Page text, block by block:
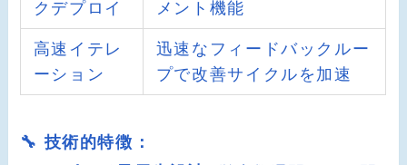
クデプロイ メント機能
高速イテレ
ーション
迅速なフィードバックルー
プで改善サイクルを加速
🔧 技術的特徴：